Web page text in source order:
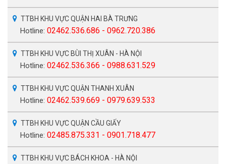
TTBH KHU VỰC QUẬN HAI BÀ TRƯNG
Hotline: 02462.536.686 - 0962.720.386
TTBH KHU VỰC BÙI THỊ XUÂN - HÀ NỘI
Hotline: 02462.536.366 - 0988.631.529
TTBH KHU VỰC QUẬN THANH XUÂN
Hotline: 02462.539.669 - 0979.639.533
TTBH KHU VỰC QUẬN CẦU GIẤY
Hotline: 02485.875.331 - 0901.718.477
TTBH KHU VỰC BÁCH KHOA - HÀ NỘI